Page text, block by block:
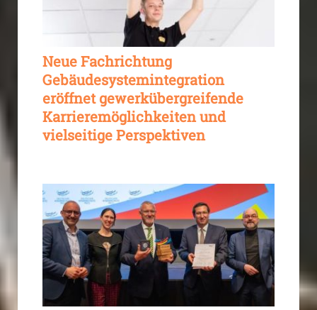
Neue Fachrichtung
Gebäudesystemintegration
eröffnet gewerkübergreifende
Karrieremöglichkeiten und
vielseitige Perspektiven